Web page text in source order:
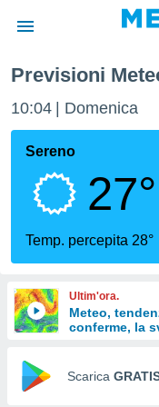
di
per
le
di
Web
Previsioni
10:04 Domenica
Sereno
27°
Temp. percepita 28°
Ultim'ora.
Meteo,
conferme, la
Scarica